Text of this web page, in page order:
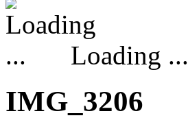
Loading ...
IMG_3206